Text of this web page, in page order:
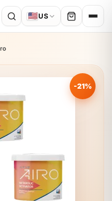
🇺🇸US
-21%